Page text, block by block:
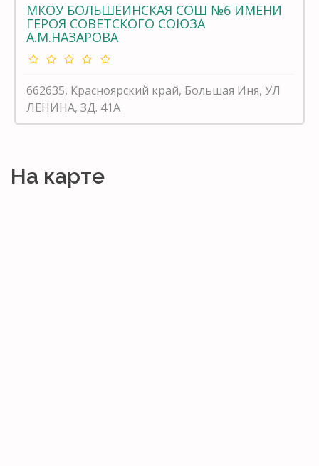
МКОУ БОЛЬШЕИНСКАЯ СОШ №6 ИМЕНИ
ГЕРОЯ СОВЕТСКОГО СОЮЗА
А.М.НАЗАРОВА
662635, Красноярский край, Большая Иня, УЛ
ЛЕНИНА, ЗД. 41А
На карте